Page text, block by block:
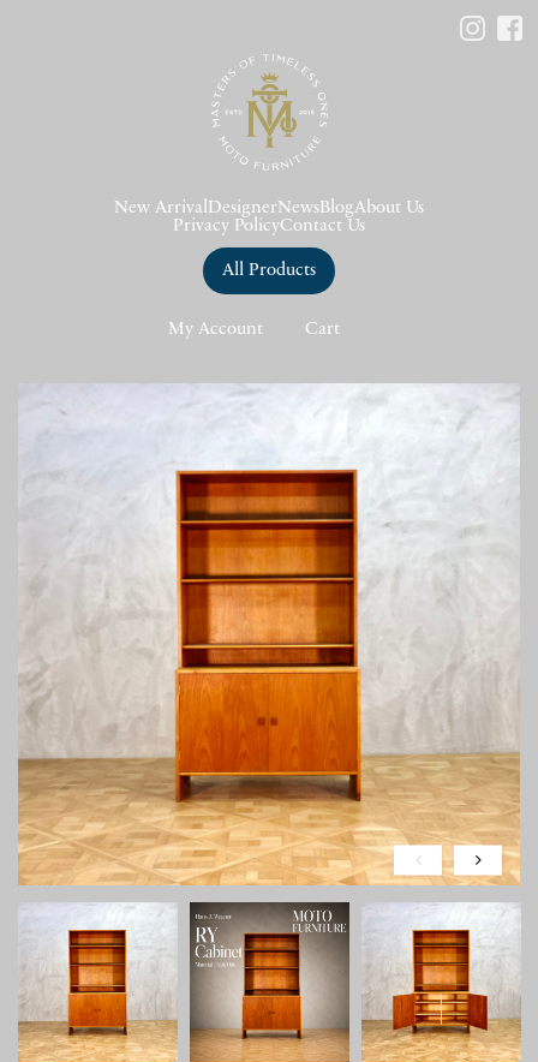
New Arrival DesignerNews BlogAbout Us
Privacy PolicyContact Us
All Products
My Account Cart